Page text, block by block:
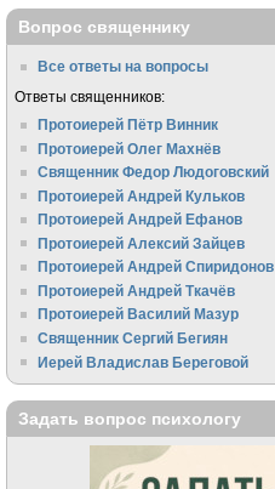
Вопрос священнику
Все ответы на вопросы
Ответы священников:
Протоиерей Пётр Винник
Протоиерей Олег Махнёв
Священник Федор Людоговский
Протоиерей Андрей Кульков
Протоиерей Андрей Ефанов
Протоиерей Алексий Зайцев
Протоиерей Андрей Спиридонов
Протоиерей Андрей Ткачёв
Протоиерей Василий Мазур
Священник Сергий Бегиян
Иерей Владислав Береговой
Задать вопрос психологу